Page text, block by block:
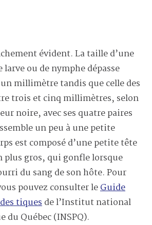
évident. La taille d’une
larve ou de nymphe dépasse
millimètre tandis que celle des
trois et cinq millimètres, selon
noire, avec ses quatre paires
un peu à une petite
est composé d’une petite tête
plus gros, qui gonfle lorsque
du sang de son hôte. Pour
pouvez consulter leGuide
tiquesde l’Institut national
du Québec (INSPQ).